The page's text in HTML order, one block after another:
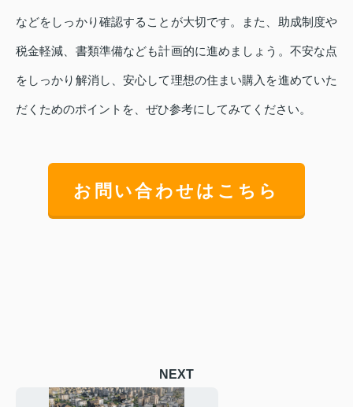
などをしっかり確認することが大切です。また、助成制度や
税金軽減、書類準備なども計画的に進めましょう。不安な点
をしっかり解消し、安心して理想の住まい購入を進めていた
だくためのポイントを、ぜひ参考にしてみてください。
お問い合わせはこちら
NEXT